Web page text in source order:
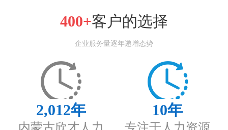
400+客户的选择
企业服务量逐年递增态势
2,012年 10年